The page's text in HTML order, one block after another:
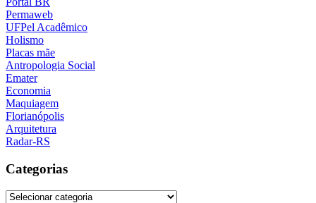
Permaweb
UFPel Acadêmico
Holismo
Placas mãe
Antropologia Social
Emater
Economia
Maquiagem
Florianópolis
Arquitetura
Radar-RS
Categorias